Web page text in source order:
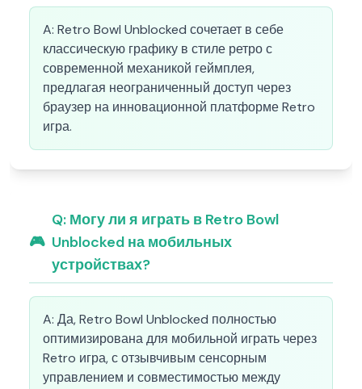
A: Retro Bowl Unblocked сочетает в себе
классическую графику в стиле ретро с
современной механикой геймплея,
предлагая неограниченный доступ через
браузер на инновационной платформе Retro
игра.
🎮
Q: Могу ли я играть в Retro Bowl
Unblocked на мобильных
устройствах?
A: Да, Retro Bowl Unblocked полностью
оптимизирована для мобильной играть через
Retro игра, с отзывчивым сенсорным
управлением и совместимостью между